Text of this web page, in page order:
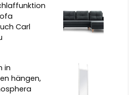
Carl
in
hängen,